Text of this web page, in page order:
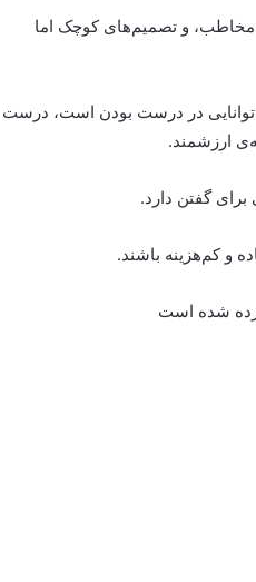
مخاطب، و تصمیم‌های کوچک اما
توانایی در درست بودن است، درست
ارزشمند.
گفتن دارد.
و کم‌هزینه باشند.
زده شده است